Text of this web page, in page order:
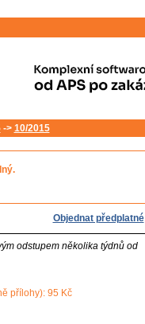
-> 10/2015
Objednat předplatné
odstupem několika týdnů od
přílohy): 95 Kč